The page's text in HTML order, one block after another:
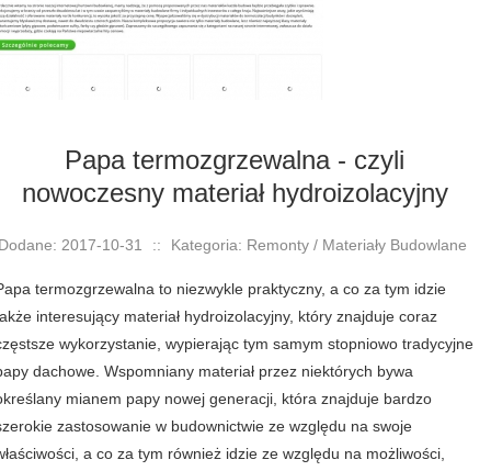
Papa termozgrzewalna - czyli
nowoczesny materiał hydroizolacyjny
2017-10-31 :: Kategoria: Remonty / Materiały Budowlane
termozgrzewalna to niezwykle praktyczny, a co za tym idzie
interesujący materiał hydroizolacyjny, który znajduje coraz
wykorzystanie, wypierając tym samym stopniowo tradycyjne
dachowe. Wspomniany materiał przez niektórych bywa
mianem papy nowej generacji, która znajduje bardzo
zastosowanie w budownictwie ze względu na swoje
a co za tym również idzie ze względu na możliwości,